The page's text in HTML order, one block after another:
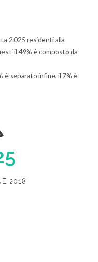
2.025 residenti alla
il 49% è composto da
è separato infine, il 7% è
2018